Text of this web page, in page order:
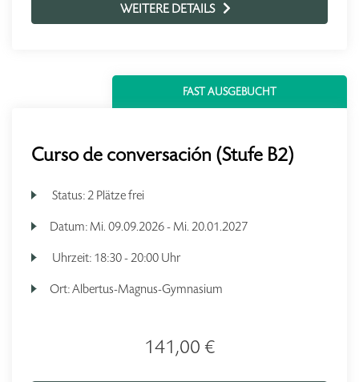
WEITERE DETAILS
FAST AUSGEBUCHT
Curso de conversación (Stufe B2)
Status:2 Plätze frei
Datum: Mi. 09.09.2026 - Mi. 20.01.2027
Uhrzeit: 18:30 - 20:00 Uhr
Ort:Albertus-Magnus-Gymnasium
141,00 €